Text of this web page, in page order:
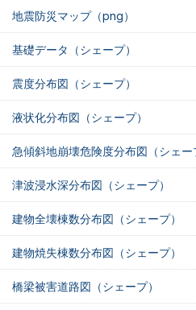
地震防災マップ（png）
基礎データ（シェープ）
震度分布図（シェープ）
液状化分布図（シェープ）
急傾斜地崩壊危険度分布図（シェー
津波浸水深分布図（シェープ）
建物全壊棟数分布図（シェープ）
建物焼失棟数分布図（シェープ）
橋梁被害道路図（シェープ）